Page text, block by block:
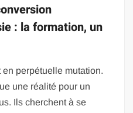
: la formation, un
en perpétuelle mutation.
une réalité pour un
Ils cherchent à se